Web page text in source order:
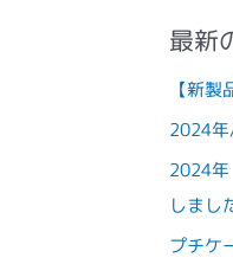
最新
【新
2024
2024
しまし
プチケ